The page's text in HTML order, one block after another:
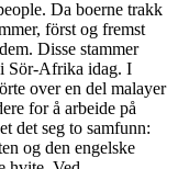
Da boerne trakk
först og fremst
Disse stammer
Sör-Afrika idag. I
over en del malayer
for å arbeide på
det seg to samfunn:
og den engelske